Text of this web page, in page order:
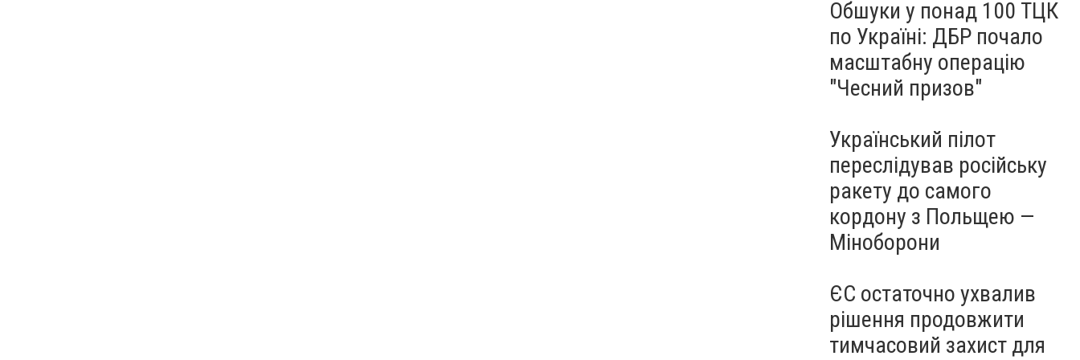
Обшуки у понад 100 ТЦК
по Україні: ДБР почало
масштабну операцію
"Чесний призов"
Український пілот
переслідував російську
ракету до самого
кордону з Польщею —
Міноборони
ЄС остаточно ухвалив
рішення продовжити
тимчасовий захист для